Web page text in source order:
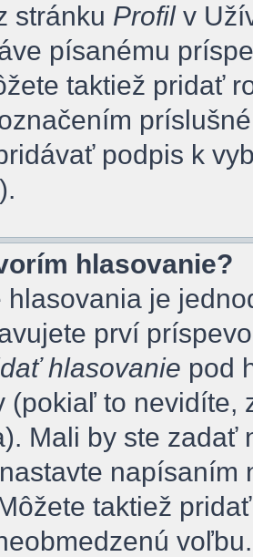
stránku Profilv
písanému
taktiež pridať
podpis k
hlasovanie?
hlasovania je
prví
hlasovanie pod
(pokiaľ to nevidíte,
Mali by ste zadať
taktiež